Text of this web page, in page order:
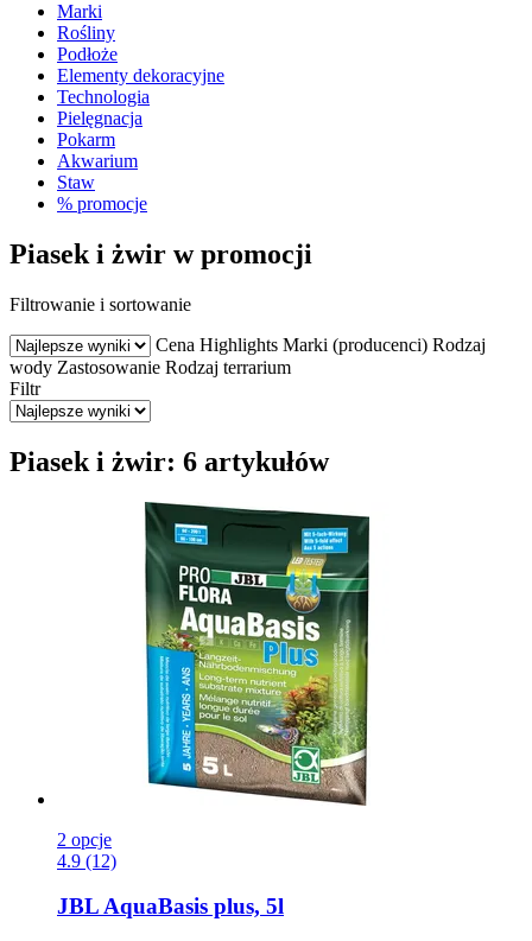
Marki
Rośliny
Podłoże
Elementy dekoracyjne
Technologia
Pielęgnacja
Pokarm
Akwarium
Staw
% promocje
Piasek i żwir w promocji
Filtrowanie i sortowanie
Cena Highlights Marki (producenci) Rodzaj
wody Zastosowanie Rodzaj terrarium
Filtr
Piasek i żwir: 6 artykułów
2 opcje
4.9 (12)
JBLAquaBasis plus, 5l